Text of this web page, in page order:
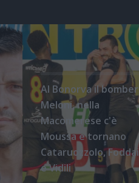
Al Bonorva il bomber
Meloni, nella
Macomerese c'è
Moussa e tornano
Cataruozzolo, Foddai
e Vidili